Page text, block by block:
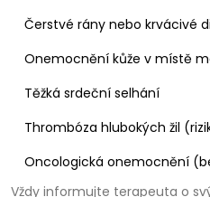
Čerstvé rány nebo krvácivé
Onemocnění kůže v místě
Těžká srdeční selhání
Thrombóza hlubokých žil
Oncologická onemocnění
Vždy informujte terapeuta o